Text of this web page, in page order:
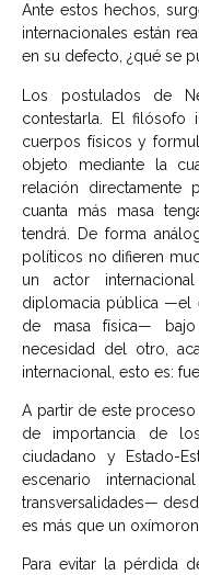
Ante estos hechos,
internacionales están
en su defecto, ¿qué se
Los postulados de
contestarla. El
cuerpos físicos y
objeto mediante la
relación directamente
cuanta más masa
tendrá. De forma
políticos no difieren
un actor
diplomacia pública —el
de masa física—
necesidad del otro,
internacional, esto es:
A partir de este
de importancia de
ciudadano y Estado-
escenario
transversalidades—
es más que un oxímoron.
Para evitar la pérdida